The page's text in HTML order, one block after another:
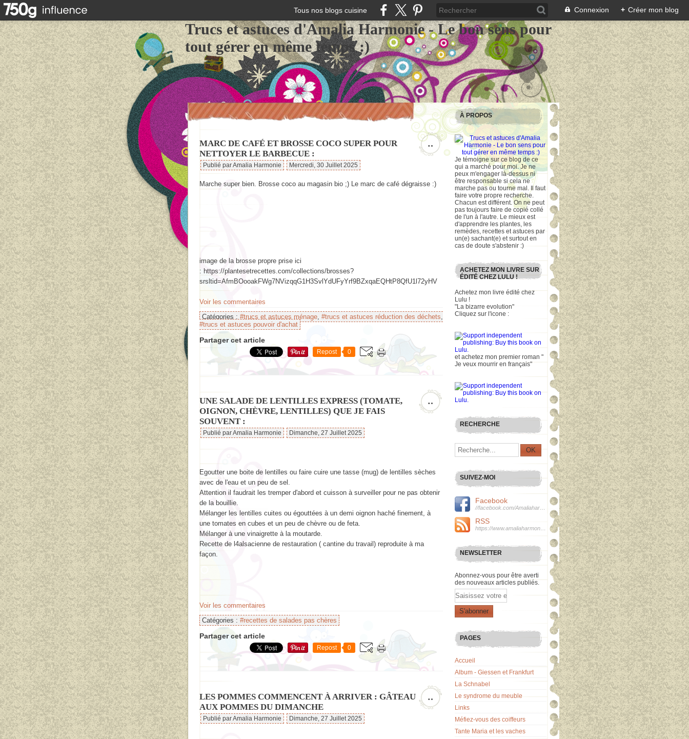
Tous nos blogs cuisine Connexion + Créer mon blog
Trucs et astuces d'Amalia Harmonie - Le bon sens pour
tout gérer en même temps :)
…
MARC DE CAFÉ ET BROSSE COCO SUPER POUR
NETTOYER LE BARBECUE :
Publié par Amalia Harmonie Mercredi, 30 Juillet 2025
Marche super bien. Brosse coco au magasin bio ;) Le marc de café dégraisse :)
image de la brosse propre prise ici
: https://plantesetrecettes.com/collections/brosses?
srsltid=AfmBOooakFWg7NVizqqG1H3SvlYdUFyYrf9BZxqaEQHtP8QfU1l72yHV
Voir les commentaires
Catégories : #trucs et astuces ménage, #trucs et astuces réduction des déchets,
#trucs et astuces pouvoir d'achat
Partager cet article
Repost 0
…
UNE SALADE DE LENTILLES EXPRESS (TOMATE,
OIGNON, CHÈVRE, LENTILLES) QUE JE FAIS
SOUVENT :
Publié par Amalia Harmonie Dimanche, 27 Juillet 2025
Egoutter une boite de lentilles ou faire cuire une tasse (mug) de lentilles sèches
avec de l'eau et un peu de sel.
Attention il faudrait les tremper d'abord et cuisson à surveiller pour ne pas obtenir
de la bouillie.
Mélanger les lentilles cuites ou égouttées à un demi oignon haché finement, à
une tomates en cubes et un peu de chèvre ou de feta.
Mélanger à une vinaigrette à la moutarde.
Recette de l4alsacienne de restauration ( cantine du travail) reproduite à ma
façon.
Voir les commentaires
Catégories : #recettes de salades pas chères
Partager cet article
Repost 0
…
LES POMMES COMMENCENT À ARRIVER : GÂTEAU
AUX POMMES DU DIMANCHE
Publié par Amalia Harmonie Dimanche, 27 Juillet 2025
À PROPOS
Je témoigne sur ce blog de ce
qui a marché pour moi. Je ne
peux m'engager là-dessus ni
être responsable si cela ne
marche pas ou tourne mal. Il faut
faire votre propre recherche.
Chacun est différent. On ne peut
pas toujours faire de copié collé
de l'un à l'autre. Le mieux est
d'apprendre les plantes, les
remèdes, recettes et astuces par
un(e) sachant(e) et surtout en
cas de doute s'abstenir :)
ACHETEZ MON LIVRE SUR
ÉDITÉ CHEZ LULU !
Achetez mon livre édité chez
Lulu !
"La bizarre evolution"
Cliquez sur l'icone :
et achetez mon premier roman "
Je veux mourrir en français"
RECHERCHE
SUIVEZ-MOI
Facebook
RSS
NEWSLETTER
Abonnez-vous pour être averti
des nouveaux articles publiés.
Email
PAGES
Accueil
Album - Giessen et Frankfurt
La Schnabel
Le syndrome du meuble
Links
Méfiez-vous des coiffeurs
Tante Maria et les vaches